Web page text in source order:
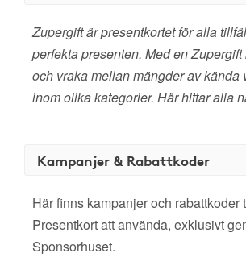
Zupergift är presentkortet för alla
perfekta presenten. Med en
och vraka mellan mängder av kända
inom olika kategorier. Här hittar alla
Kampanjer & Rabattkoder
Här finns kampanjer och rabattkoder
Presentkort att använda, exklusivt
Sponsorhuset.